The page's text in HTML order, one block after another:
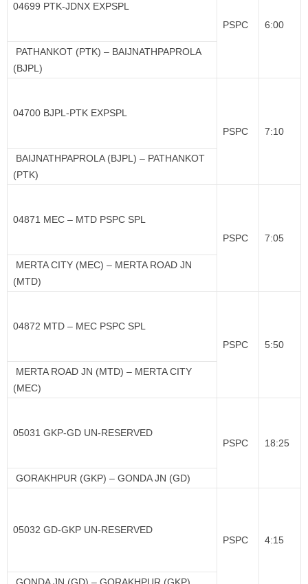
04699 PTK-JDNX EXPSPL
PSPC
6:00
PATHANKOT (PTK) – BAIJNATHPAPROLA
(BJPL)
04700 BJPL-PTK EXPSPL
PSPC
7:10
BAIJNATHPAPROLA (BJPL) – PATHANKOT
(PTK)
04871 MEC – MTD PSPC SPL
PSPC
7:05
MERTA CITY (MEC) – MERTA ROAD JN
(MTD)
04872 MTD – MEC PSPC SPL
PSPC
5:50
MERTA ROAD JN (MTD) – MERTA CITY
(MEC)
05031 GKP-GD UN-RESERVED
PSPC
18:25
GORAKHPUR (GKP) – GONDA JN (GD)
05032 GD-GKP UN-RESERVED
PSPC
4:15